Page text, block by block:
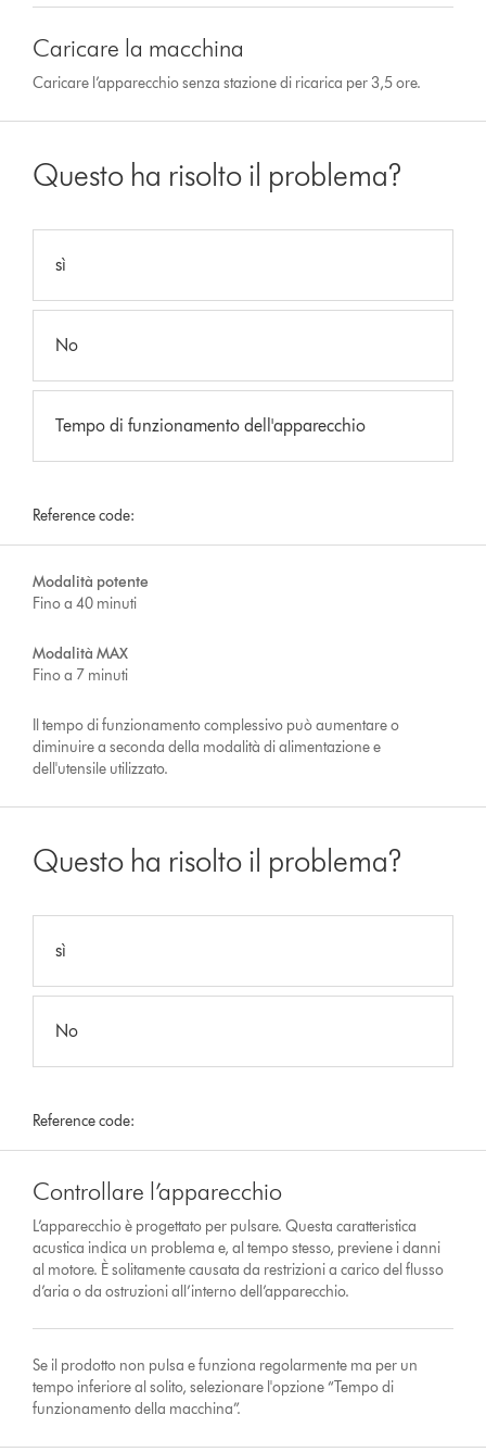
Caricare la macchina
Caricare l’apparecchio senza stazione di ricarica per 3,5 ore.
Questo ha risolto il problema?
sì
No
Tempo di funzionamento dell'apparecchio
Reference code:
Modalità potente
Fino a 40 minuti
Modalità MAX
Fino a 7 minuti
Il tempo di funzionamento complessivo può aumentare o
diminuire a seconda della modalità di alimentazione e
dell'utensile utilizzato.
Questo ha risolto il problema?
sì
No
Reference code:
Controllare l’apparecchio
L’apparecchio è progettato per pulsare. Questa caratteristica
acustica indica un problema e, al tempo stesso, previene i danni
al motore. È solitamente causata da restrizioni a carico del flusso
d’aria o da ostruzioni all’interno dell’apparecchio.
Se il prodotto non pulsa e funziona regolarmente ma per un
tempo inferiore al solito, selezionare l'opzione “Tempo di
funzionamento della macchina”.